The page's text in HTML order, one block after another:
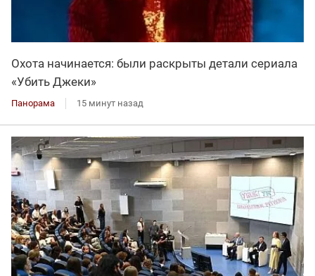
Охота начинается: были раскрыты детали сериала
«Убить Джеки»
Панорама 15 минут назад